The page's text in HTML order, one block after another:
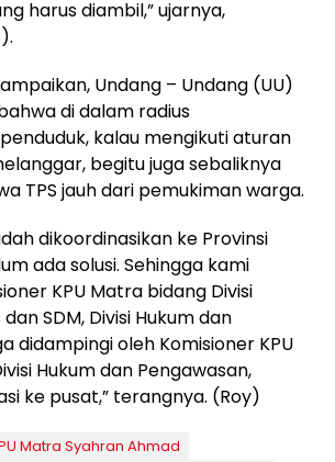
harus diambil,” ujarnya,
Undang – Undang (UU)
di dalam radius
kalau mengikuti aturan
begitu juga sebaliknya
TPS jauh dari pemukiman warga.
dikoordinasikan ke Provinsi
ada solusi. Sehingga kami
KPU Matra bidang Divisi
SDM, Divisi Hukum dan
didampingi oleh Komisioner KPU
Hukum dan Pengawasan,
ke pusat,” terangnya. (Roy)
Matra Syahran Ahmad